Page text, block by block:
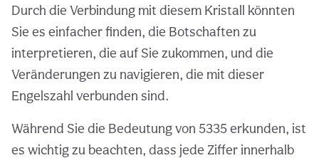
Durch die Verbindung mit diesem Kristall könnten
Sie es einfacher finden, die Botschaften zu
interpretieren, die auf Sie zukommen, und die
Veränderungen zu navigieren, die mit dieser
Engelszahl verbunden sind.
Während Sie die Bedeutung von 5335 erkunden, ist
es wichtig zu beachten, dass jede Ziffer innerhalb